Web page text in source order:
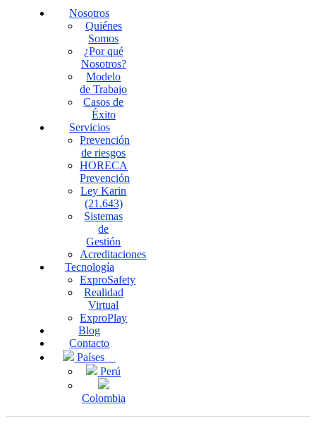
Nosotros
Quiénes
Somos
¿Por qué
Nosotros?
Modelo
de Trabajo
Casos de
Éxito
Servicios
Prevención
de riesgos
HORECA
Prevención
Ley Karin
(21.643)
Sistemas
de
Gestión
Acreditaciones
Tecnología
ExproSafety
Realidad
Virtual
ExproPlay
Blog
Contacto
Países
Perú
Colombia